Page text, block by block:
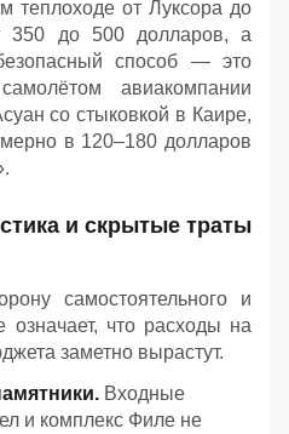
теплоходе от Луксора до
350 до 500 долларов, а
способ — это
авиакомпании
со стыковкой в Каире,
в 120–180 долларов
и скрытые траты
самостоятельного и
означает, что расходы на
заметно вырастут.
Входные
и комплекс Филе не